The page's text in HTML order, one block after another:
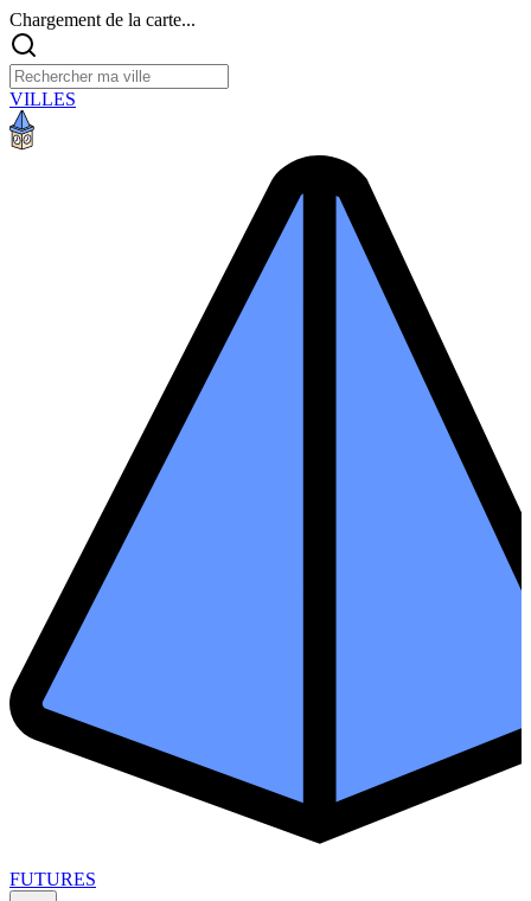
Chargement de la carte...
VILLES
FUTURES